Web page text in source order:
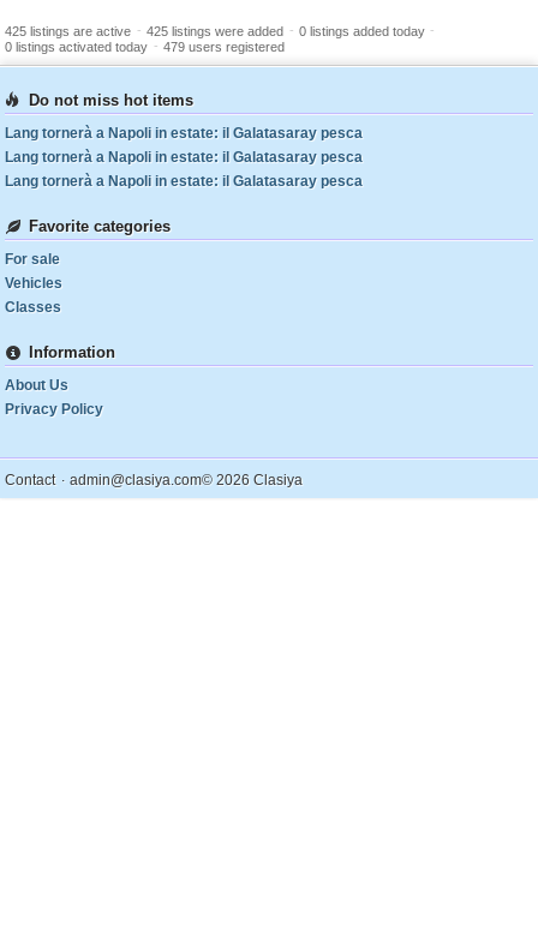
425 listings are active - 425 listings were added - 0 listings added today -
0 listings activated today - 479 users registered
Do not miss hot items
Lang tornerà a Napoli in estate: il Galatasaray pesca
Lang tornerà a Napoli in estate: il Galatasaray pesca
Lang tornerà a Napoli in estate: il Galatasaray pesca
Favorite categories
For sale
Vehicles
Classes
Information
About Us
Privacy Policy
Contact . admin@clasiya.com© 2026 Clasiya